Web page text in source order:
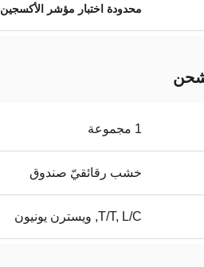
محدودة اختبار مؤشر الأكسجين
1 مجموعة
خشب رقائقيّ صندوق
T/T, L/C, ويسترن يونيون